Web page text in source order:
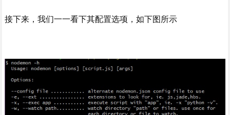
接下来，我们一一看下其配置选项，如下图所示